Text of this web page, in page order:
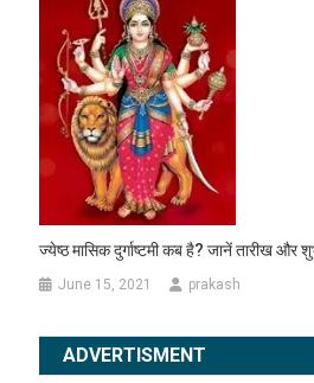
ज्येष्ठ मासिक दुर्गाष्टमी कब है? जानें तारीख और
June 15, 2021 prakash
ADVERTISMENT